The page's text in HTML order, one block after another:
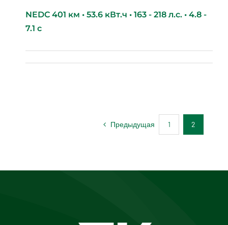
NEDC 401 км • 53.6 кВт.ч • 163 - 218 л.с. • 4.8 -
7.1 с
Предыдущая 1 2